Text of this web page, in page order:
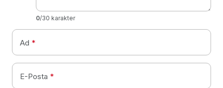
0/30 karakter
Ad *
E-Posta *